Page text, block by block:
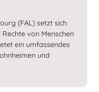
(FAL) setzt sich
von Menschen
ein umfassendes
und